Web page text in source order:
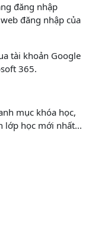
đăng nhập
đăng nhập của
tài khoản Google
365.
mục khóa học,
lớp học mới nhất...